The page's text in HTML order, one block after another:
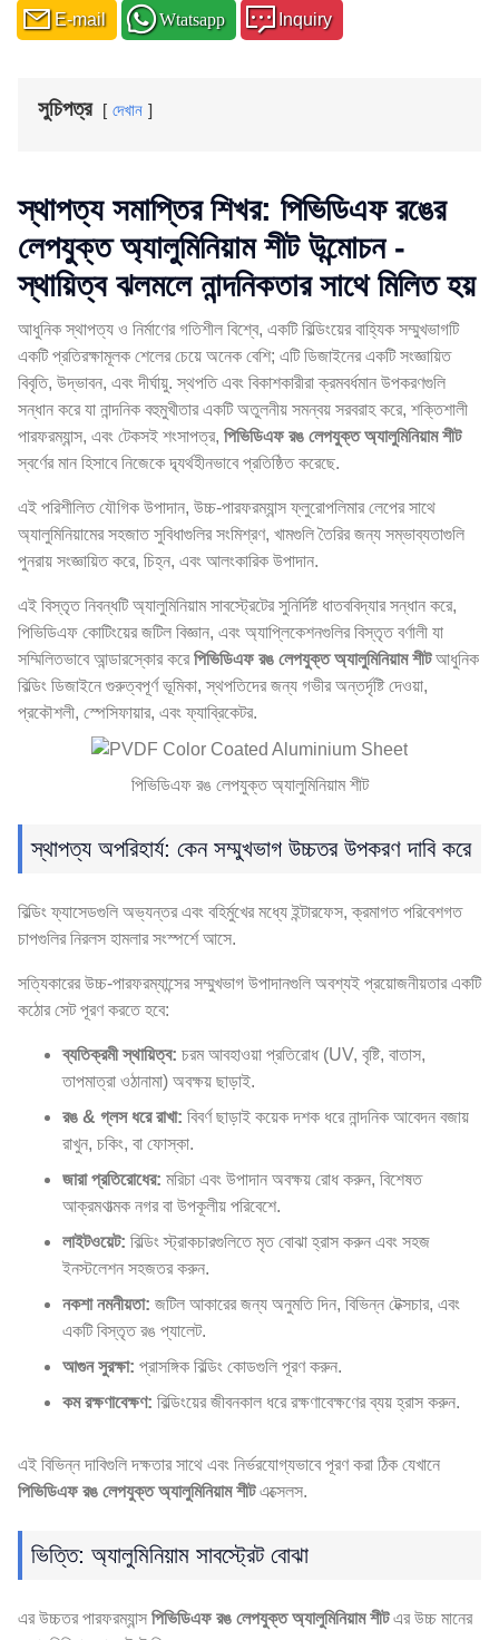
E-mail Wtatsapp Inquiry
সুচিপত্র দেখান
স্থাপত্য সমাপ্তির শিখর: পিভিডিএফ রঙের
লেপযুক্ত অ্যালুমিনিয়াম শীট উন্মোচন -
স্থায়িত্ব ঝলমলে নান্দনিকতার সাথে মিলিত হয়
আধুনিক স্থাপত্য ও নির্মাণের গতিশীল বিশ্বে, একটি বিল্ডিংয়ের বাহ্যিক সম্মুখভাগটি
একটি প্রতিরক্ষামূলক শেলের চেয়ে অনেক বেশি; এটি ডিজাইনের একটি সংজ্ঞায়িত
বিবৃতি, উদ্ভাবন, এবং দীর্ঘায়ু. স্থপতি এবং বিকাশকারীরা ক্রমবর্ধমান উপকরণগুলি
সন্ধান করে যা নান্দনিক বহুমুখীতার একটি অতুলনীয় সমন্বয় সরবরাহ করে, শক্তিশালী
পারফরম্যান্স, এবং টেকসই শংসাপত্র, পিভিডিএফ রঙ লেপযুক্ত অ্যালুমিনিয়াম শীট
স্বর্ণের মান হিসাবে নিজেকে দ্ব্যর্থহীনভাবে প্রতিষ্ঠিত করেছে.
এই পরিশীলিত যৌগিক উপাদান, উচ্চ-পারফরম্যান্স ফ্লুরোপলিমার লেপের সাথে
অ্যালুমিনিয়ামের সহজাত সুবিধাগুলির সংমিশ্রণ, খামগুলি তৈরির জন্য সম্ভাব্যতাগুলি
পুনরায় সংজ্ঞায়িত করে, চিহ্ন, এবং আলংকারিক উপাদান.
এই বিস্তৃত নিবন্ধটি অ্যালুমিনিয়াম সাবস্ট্রেটের সুনির্দিষ্ট ধাতববিদ্যার সন্ধান করে,
পিভিডিএফ কোটিংয়ের জটিল বিজ্ঞান, এবং অ্যাপ্লিকেশনগুলির বিস্তৃত বর্ণালী যা
সম্মিলিতভাবে আন্ডারস্কোর করেপিভিডিএফ রঙ লেপযুক্ত অ্যালুমিনিয়াম শীটআধুনিক
বিল্ডিং ডিজাইনে গুরুত্বপূর্ণ ভূমিকা, স্থপতিদের জন্য গভীর অন্তর্দৃষ্টি দেওয়া,
প্রকৌশলী, স্পেসিফায়ার, এবং ফ্যাব্রিকেটর.
পিভিডিএফ রঙ লেপযুক্ত অ্যালুমিনিয়াম শীট
স্থাপত্য অপরিহার্য: কেন সম্মুখভাগ উচ্চতর উপকরণ দাবি করে
বিল্ডিং ফ্যাসেডগুলি অভ্যন্তর এবং বহির্মুখের মধ্যে ইন্টারফেস, ক্রমাগত পরিবেশগত
চাপগুলির নিরলস হামলার সংস্পর্শে আসে.
সত্যিকারের উচ্চ-পারফরম্যান্সের সম্মুখভাগ উপাদানগুলি অবশ্যই প্রয়োজনীয়তার একটি
কঠোর সেট পূরণ করতে হবে:
ব্যতিক্রমী স্থায়িত্ব: চরম আবহাওয়া প্রতিরোধ (UV, বৃষ্টি, বাতাস,
তাপমাত্রা ওঠানামা) অবক্ষয় ছাড়াই.
রঙ & গ্লস ধরে রাখা: বিবর্ণ ছাড়াই কয়েক দশক ধরে নান্দনিক আবেদন বজায়
রাখুন, চকিং, বা ফোস্কা.
জারা প্রতিরোধের: মরিচা এবং উপাদান অবক্ষয় রোধ করুন, বিশেষত
আক্রমণাত্মক নগর বা উপকূলীয় পরিবেশে.
লাইটওয়েট: বিল্ডিং স্ট্রাকচারগুলিতে মৃত বোঝা হ্রাস করুন এবং সহজ
ইনস্টলেশন সহজতর করুন.
নকশা নমনীয়তা: জটিল আকারের জন্য অনুমতি দিন, বিভিন্ন টেক্সচার, এবং
একটি বিস্তৃত রঙ প্যালেট.
আগুন সুরক্ষা: প্রাসঙ্গিক বিল্ডিং কোডগুলি পূরণ করুন.
কম রক্ষণাবেক্ষণ: বিল্ডিংয়ের জীবনকাল ধরে রক্ষণাবেক্ষণের ব্যয় হ্রাস করুন.
এই বিভিন্ন দাবিগুলি দক্ষতার সাথে এবং নির্ভরযোগ্যভাবে পূরণ করা ঠিক যেখানে
পিভিডিএফ রঙ লেপযুক্ত অ্যালুমিনিয়াম শীটএক্সেলস.
ভিত্তি: অ্যালুমিনিয়াম সাবস্ট্রেট বোঝা
এর উচ্চতর পারফরম্যান্স পিভিডিএফ রঙ লেপযুক্ত অ্যালুমিনিয়াম শীটএর উচ্চ মানের